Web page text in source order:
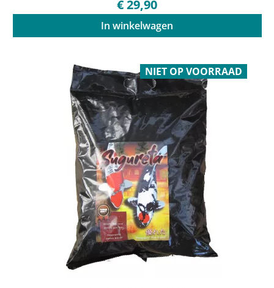
€ 29,90
In winkelwagen
NIET OP VOORRAAD